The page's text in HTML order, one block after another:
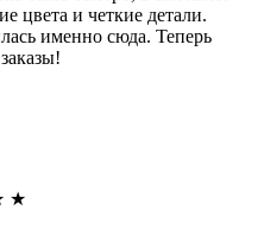
цвета и четкие детали.
именно сюда. Теперь
★